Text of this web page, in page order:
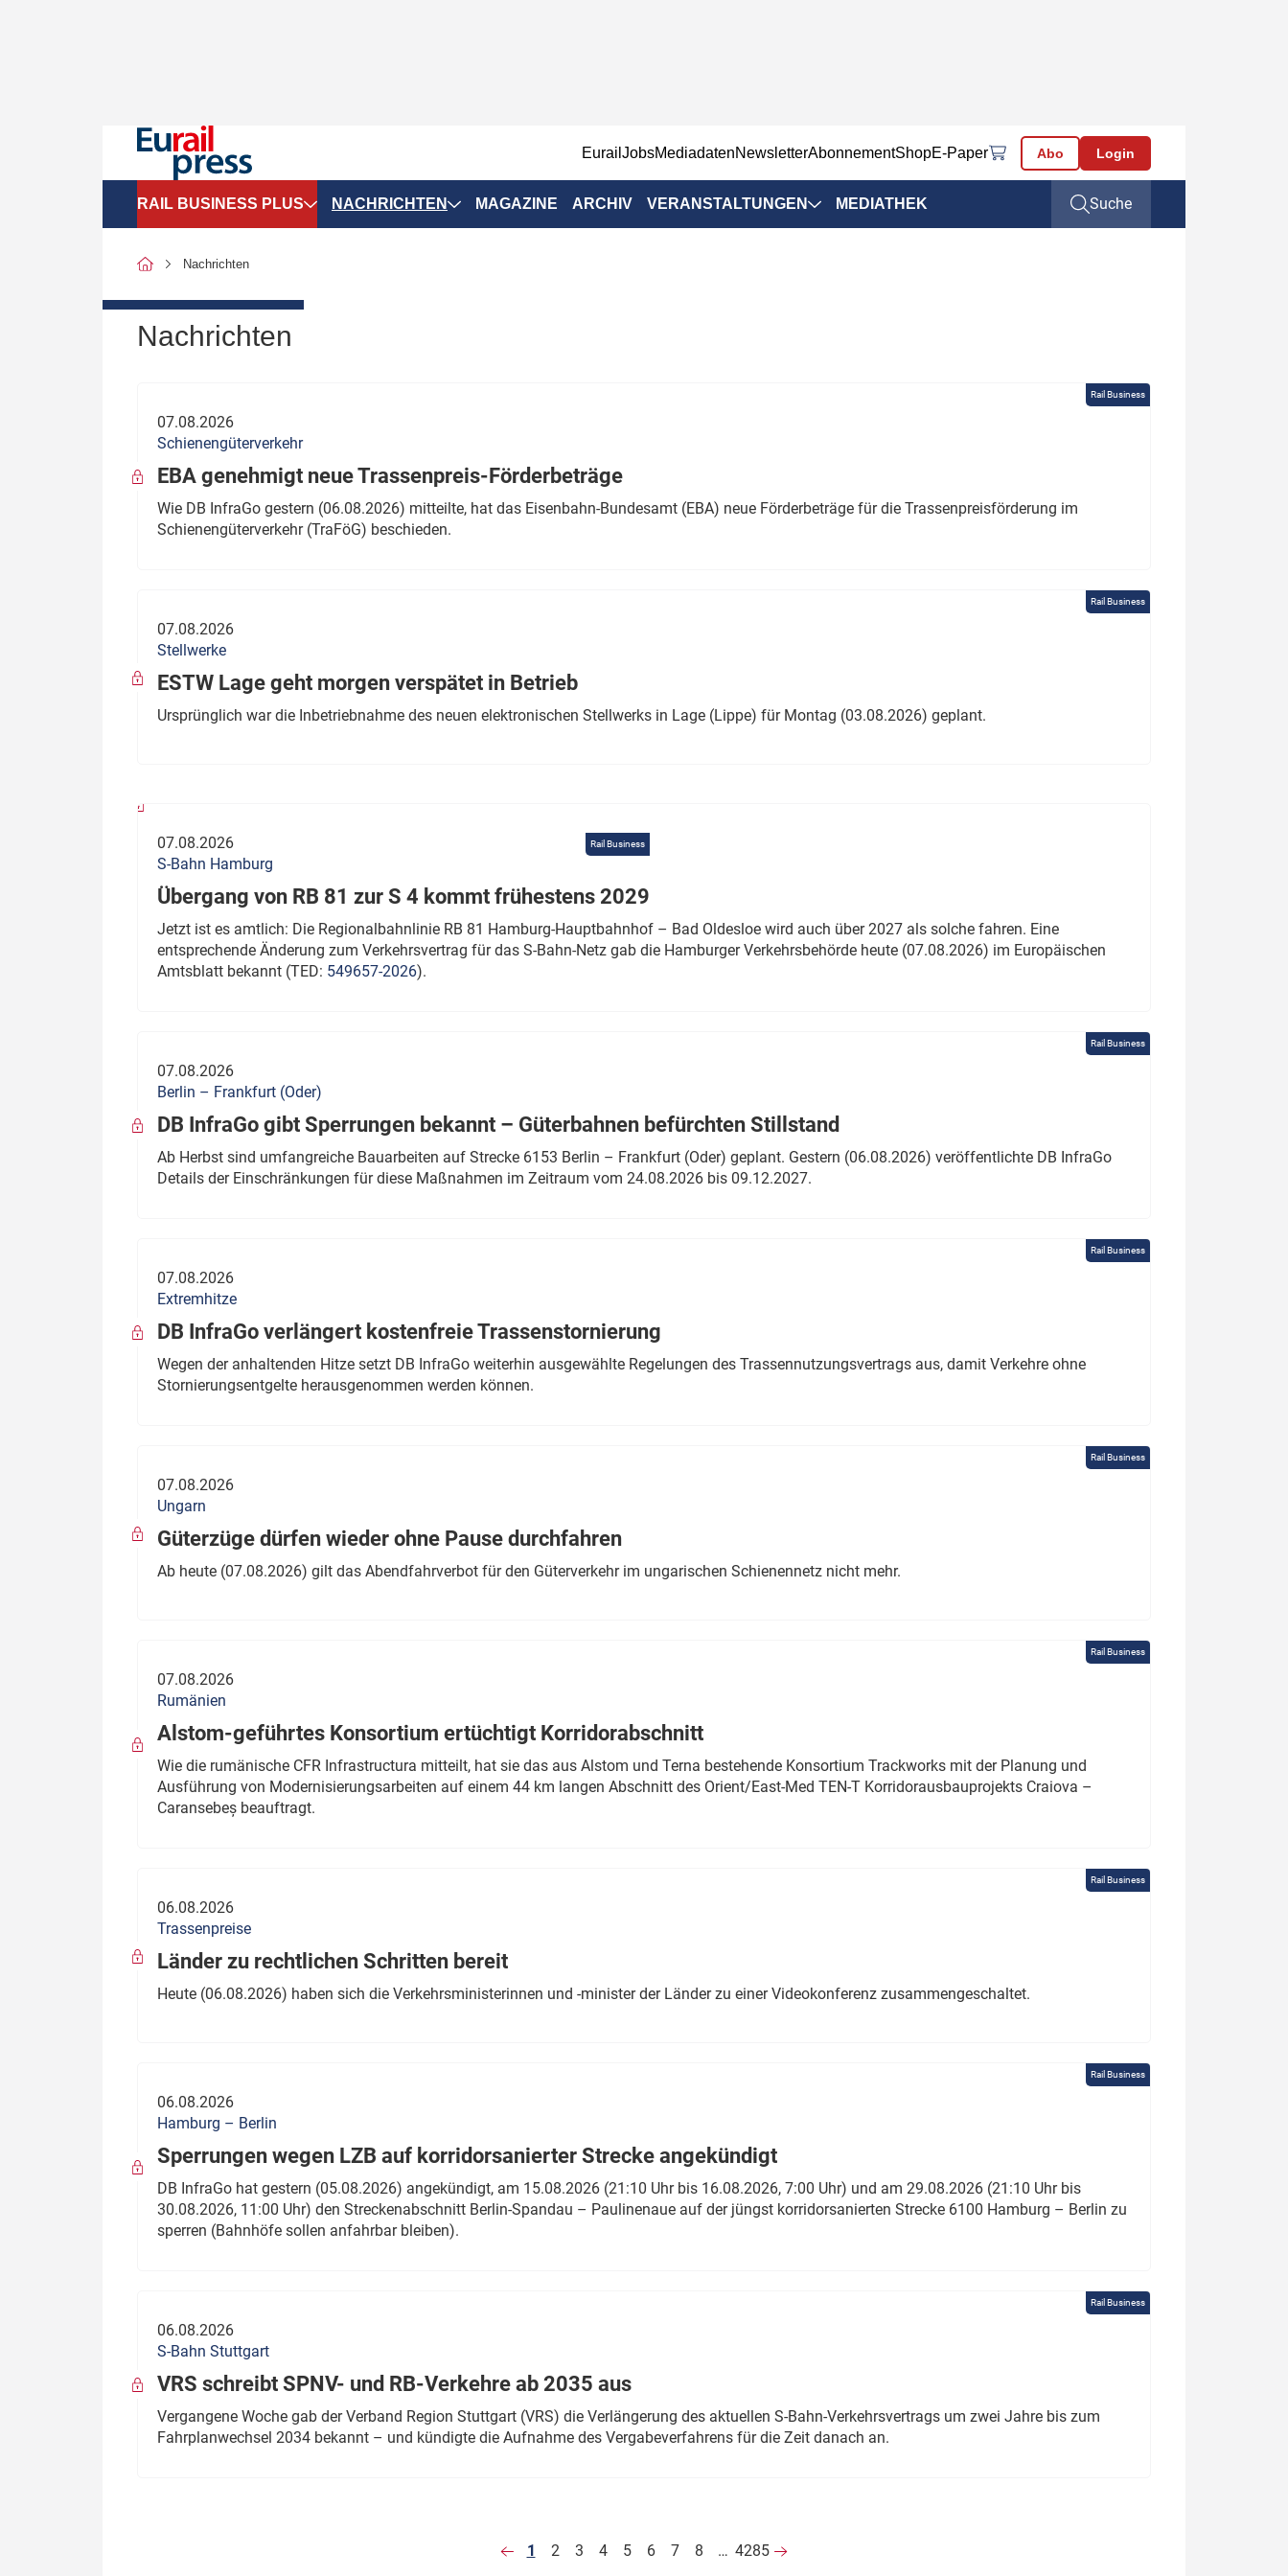
EurailJobsMediadatenNewsletterAbonnementShopE-Paper Abo Login
RAIL BUSINESS PLUS
SPNV-Marktdaten
Politik
Verbände: Wer spricht für
wen?
Thema des Monats
Dossier: Generalsanierung
Dossier: ETCS
NACHRICHTEN
Infrastruktur & Ausrüstung
ÖPNV
MAGAZINE ARCHIV VERANSTALTUNGEN MEDIATHEK Suche
Nachrichten
Nachrichten
Rail Business
07.08.2026
Schienengüterverkehr
EBA genehmigt neue Trassenpreis-Förderbeträge
Wie DB InfraGo gestern (06.08.2026) mitteilte, hat das Eisenbahn-Bundesamt (EBA) neue Förderbeträge für die Trassenpreisförderung im
Schienengüterverkehr (TraFöG) beschieden.
Rail Business
07.08.2026
Stellwerke
ESTW Lage geht morgen verspätet in Betrieb
Ursprünglich war die Inbetriebnahme des neuen elektronischen Stellwerks in Lage (Lippe) für Montag (03.08.2026) geplant.
Rail Business
07.08.2026
S-Bahn Hamburg
Übergang von RB 81 zur S 4 kommt frühestens 2029
Jetzt ist es amtlich: Die Regionalbahnlinie RB 81 Hamburg-Hauptbahnhof – Bad Oldesloe wird auch über 2027 als solche fahren. Eine
entsprechende Änderung zum Verkehrsvertrag für das S-Bahn-Netz gab die Hamburger Verkehrsbehörde heute (07.08.2026) im Europäischen
Amtsblatt bekannt (TED: 549657-2026).
Rail Business
07.08.2026
Berlin – Frankfurt (Oder)
DB InfraGo gibt Sperrungen bekannt – Güterbahnen befürchten Stillstand
Ab Herbst sind umfangreiche Bauarbeiten auf Strecke 6153 Berlin – Frankfurt (Oder) geplant. Gestern (06.08.2026) veröffentlichte DB InfraGo
Details der Einschränkungen für diese Maßnahmen im Zeitraum vom 24.08.2026 bis 09.12.2027.
Rail Business
07.08.2026
Extremhitze
DB InfraGo verlängert kostenfreie Trassenstornierung
Wegen der anhaltenden Hitze setzt DB InfraGo weiterhin ausgewählte Regelungen des Trassennutzungsvertrags aus, damit Verkehre ohne
Stornierungsentgelte herausgenommen werden können.
Rail Business
07.08.2026
Ungarn
Güterzüge dürfen wieder ohne Pause durchfahren
Ab heute (07.08.2026) gilt das Abendfahrverbot für den Güterverkehr im ungarischen Schienennetz nicht mehr.
Rail Business
07.08.2026
Rumänien
Alstom-geführtes Konsortium ertüchtigt Korridorabschnitt
Wie die rumänische CFR Infrastructura mitteilt, hat sie das aus Alstom und Terna bestehende Konsortium Trackworks mit der Planung und
Ausführung von Modernisierungsarbeiten auf einem 44 km langen Abschnitt des Orient/East-Med TEN-T Korridorausbauprojekts Craiova –
Caransebeș beauftragt.
Rail Business
06.08.2026
Trassenpreise
Länder zu rechtlichen Schritten bereit
Heute (06.08.2026) haben sich die Verkehrsministerinnen und -minister der Länder zu einer Videokonferenz zusammengeschaltet.
Rail Business
06.08.2026
Hamburg – Berlin
Sperrungen wegen LZB auf korridorsanierter Strecke angekündigt
DB InfraGo hat gestern (05.08.2026) angekündigt, am 15.08.2026 (21:10 Uhr bis 16.08.2026, 7:00 Uhr) und am 29.08.2026 (21:10 Uhr bis
30.08.2026, 11:00 Uhr) den Streckenabschnitt Berlin-Spandau – Paulinenaue auf der jüngst korridorsanierten Strecke 6100 Hamburg – Berlin zu
sperren (Bahnhöfe sollen anfahrbar bleiben).
Rail Business
06.08.2026
S-Bahn Stuttgart
VRS schreibt SPNV- und RB-Verkehre ab 2035 aus
Vergangene Woche gab der Verband Region Stuttgart (VRS) die Verlängerung des aktuellen S-Bahn-Verkehrsvertrags um zwei Jahre bis zum
Fahrplanwechsel 2034 bekannt – und kündigte die Aufnahme des Vergabeverfahrens für die Zeit danach an.
1 2 3 4 5 6 7 8 … 4285